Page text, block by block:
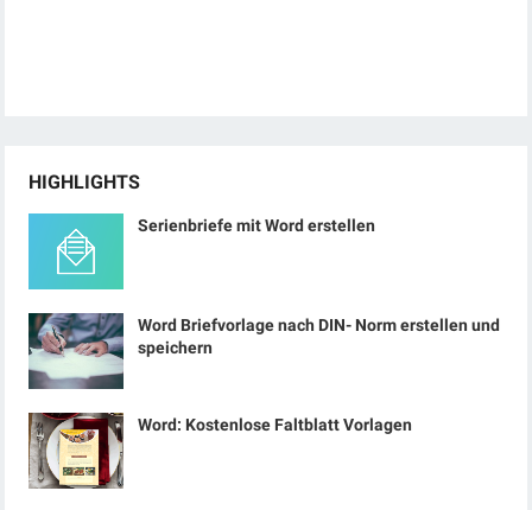
HIGHLIGHTS
Serienbriefe mit Word erstellen
Word Briefvorlage nach DIN- Norm erstellen und
speichern
Word: Kostenlose Faltblatt Vorlagen